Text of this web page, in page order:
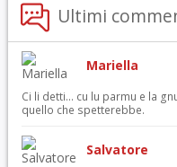
Ultimi
Mariella
Ci li detti… cu lu parmu e la
quello che spetterebbe.
Salvatore